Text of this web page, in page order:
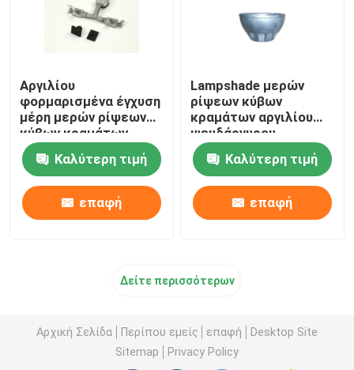
Αργιλίου
φορμαρισμένα έγχυση
μέρη μερών ρίψεων
κύβων κραμάτων
Deburring
Καλύτερη τιμή
επαφή
Lampshade μερών
ρίψεων κύβων
κραμάτων αργιλίου
ψευδάργυρου
συνήθειας cOem
Καλύτερη τιμή
επαφή
Δείτε περισσότερων
Αρχική Σελίδα Περίπου εμείς επαφή
Desktop Site
Sitemap
Privacy Policy